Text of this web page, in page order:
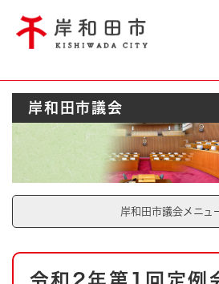
Foreign language
やさしい日本語
防災・緊急情報
ハザードマップ
とじる
岸和田市議会
岸和田市議会メニュ
本
令和2年第1回定